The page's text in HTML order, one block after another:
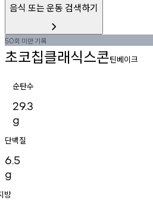
음식 또는 운동 검색하기
50회 미만기록
초코칩클래식스콘틴베이크
순탄수
29.3
g
단백질
6.5
g
방